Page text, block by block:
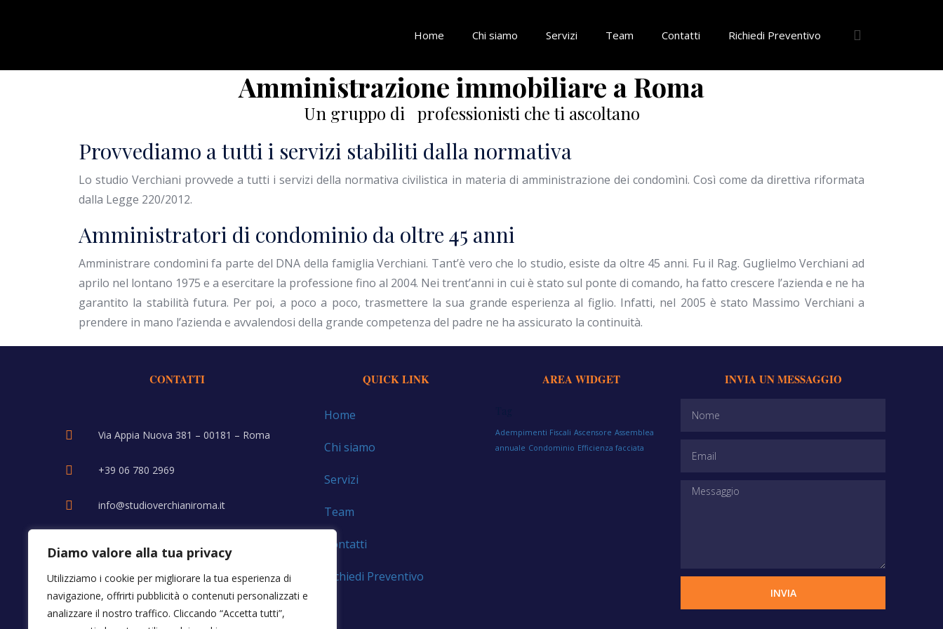
Diamo valore alla tua privacy
Utilizziamo i cookie per migliorare la tua esperienza di
navigazione, offrirti pubblicità o contenuti personalizzati e
analizzare il nostro traffico. Cliccando “Accetta tutti”,
Home Chi siamo Servizi Team Contatti Richiedi Preventivo
Amministrazione immobiliare a Roma
Un gruppo di professionisti che ti ascoltano
Provvediamo a tutti i servizi stabiliti dalla normativa
Lo studio Verchiani provvede a tutti i servizi della normativa civilistica in materia di amministrazione dei condomìni. Così come da direttiva riformata
dalla Legge 220/2012.
Amministratori di condominio da oltre 45 anni
Amministrare condomìni fa parte del DNA della famiglia Verchiani. Tant’è vero che lo studio, esiste da oltre 45 anni. Fu il Rag. Guglielmo Verchiani ad
aprilo nel lontano 1975 e a esercitare la professione fino al 2004. Nei trent’anni in cui è stato sul ponte di comando, ha fatto crescere l’azienda e ne ha
garantito la stabilità futura. Per poi, a poco a poco, trasmettere la sua grande esperienza al figlio. Infatti, nel 2005 è stato Massimo Verchiani a
prendere in mano l’azienda e avvalendosi della grande competenza del padre ne ha assicurato la continuità.
CONTATTI
Via Appia Nuova 381 – 00181 – Roma
+39 06 780 2969
info@studioverchianiroma.it
QUICK LINK
Home
Chi siamo
Servizi
Team
Contatti
Richiedi Preventivo
AREA WIDGET
Adempimenti Fiscali Ascensore Assemblea
annuale Condominio Efficienza facciata
INVIA UN MESSAGGIO
INVIA